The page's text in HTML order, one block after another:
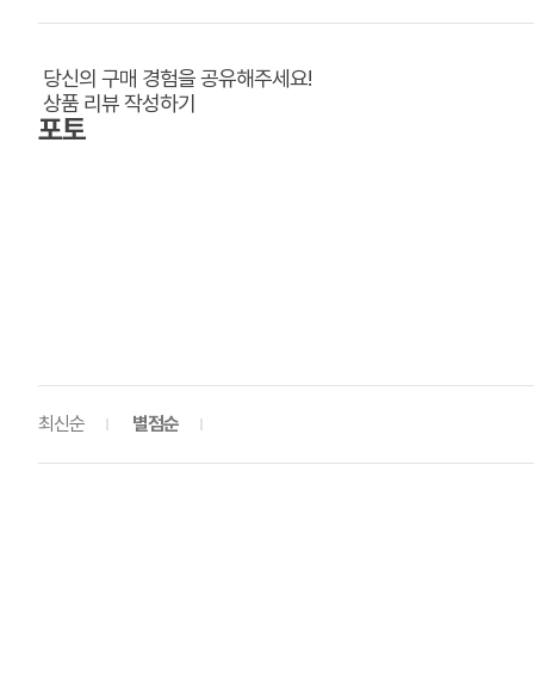
당신의 구매 경험을 공유해주세요!
상품 리뷰 작성하기
포토
최신순 별점순